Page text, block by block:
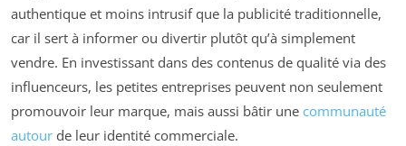
authentique et moins intrusif que la publicité traditionnelle,
car il sert à informer ou divertir plutôt qu’à simplement
vendre. En investissant dans des contenus de qualité via des
influenceurs, les petites entreprises peuvent non seulement
promouvoir leur marque, mais aussi bâtir une communauté
autour de leur identité commerciale.